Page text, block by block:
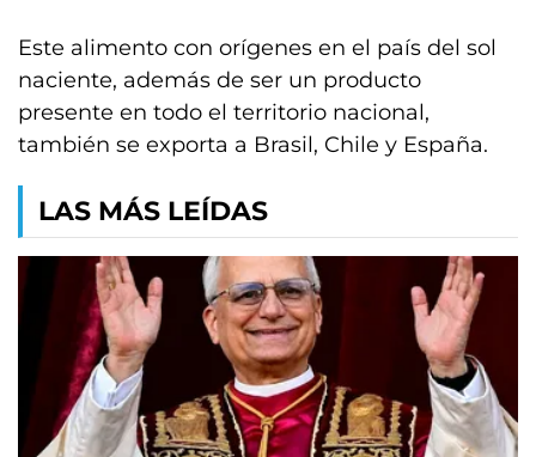
Este alimento con orígenes en el país del sol
naciente, además de ser un producto
presente en todo el territorio nacional,
también se exporta a Brasil, Chile y España.
LAS MÁS LEÍDAS